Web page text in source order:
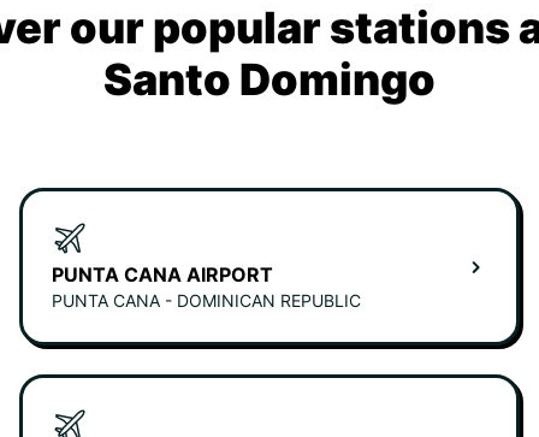
our popular stations
Santo Domingo
PUNTA CANA AIRPORT
PUNTA CANA - DOMINICAN REPUBLIC